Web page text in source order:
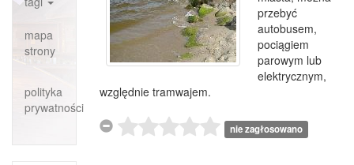
mapa
strony
polityka
prywatności
przebyć
autobusem,
pociągiem
parowym lub
elektrycznym,
względnie tramwajem.
nie zagłosowano